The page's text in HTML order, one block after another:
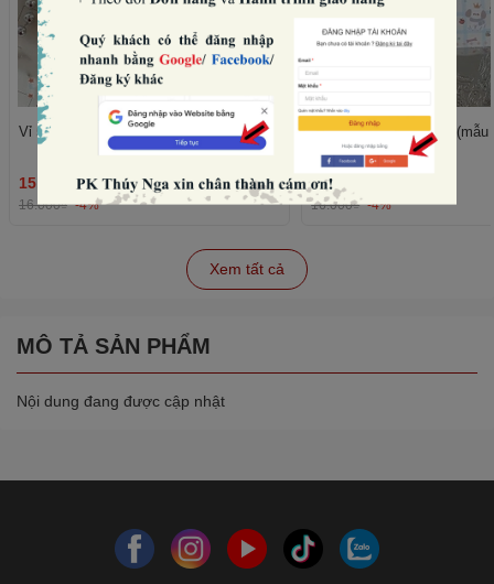
Vỉ 5 nến thỏ -VÁY đen (mẫu nữ).
15.360₫
16.000₫ -4%
THÊM
Vỉ 5 nến thỏ -vest đen (mẫu
15.360₫
16.000₫ -4%
Xem tất cả
MÔ TẢ SẢN PHẨM
Nội dung đang được cập nhật